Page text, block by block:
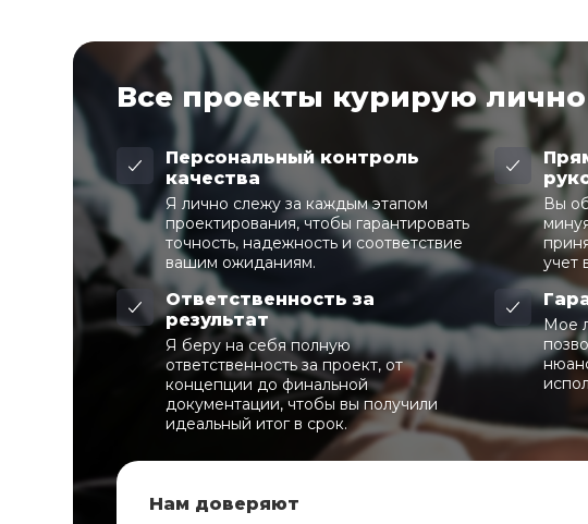
Все проекты курирую лично
Персональный контроль
качества
Я лично слежу за каждым этапом
проектирования, чтобы гарантировать
точность, надежность и соответствие
вашим ожиданиям.
Вы
учет
Ответственность за
результат
Я беру на себя полную
ответственность за проект, от
концепции до финальной
документации, чтобы вы получили
идеальный итог в срок.
Мое
Нам доверяют